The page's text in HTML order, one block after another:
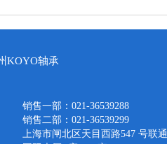
KOYO轴承
销售一部：021-36539288
销售二部：021-36539299
上海市闸北区天目西路547 号联通